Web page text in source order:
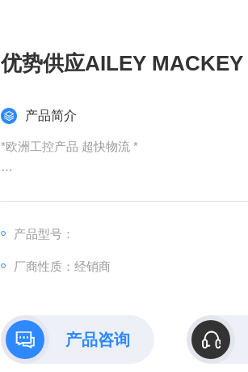
优势供应AILEY
产品简介
*欧洲工控产品 超快物流 *
：@产品型号：
厂商性质：经销商
产品咨询